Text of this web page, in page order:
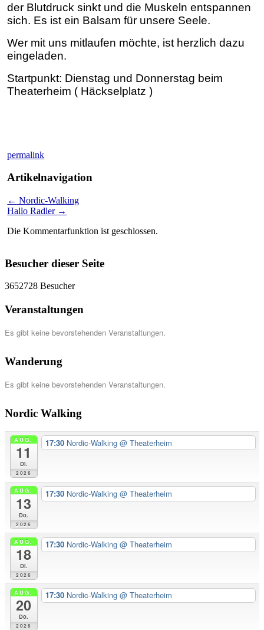
der Blutdruck sinkt und die Muskeln entspannen
sich. Es ist ein Balsam für unsere Seele.
Wer mit uns mitlaufen möchte, ist herzlich dazu
eingeladen.
Startpunkt: Dienstag und Donnerstag beim
Theaterheim ( Häckselplatz )
permalink
Artikelnavigation
← Nordic-Walking
Hallo Radler →
Die Kommentarfunktion ist geschlossen.
Besucher dieser Seite
3652728 Besucher
Veranstaltungen
Es gibt keine bevorstehenden Veranstaltungen.
Wanderung
Es gibt keine bevorstehenden Veranstaltungen.
Nordic Walking
AUG.
11
Di.
2026
17:30 Nordic-Walking @ Theaterheim
AUG.
13
Do.
2026
17:30 Nordic-Walking @ Theaterheim
AUG.
18
Di.
2026
17:30 Nordic-Walking @ Theaterheim
AUG.
20
Do.
2026
17:30 Nordic-Walking @ Theaterheim